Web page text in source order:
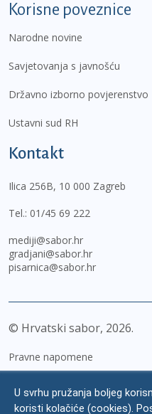
Korisne poveznice
Narodne novine
Savjetovanja s javnošću
Državno izborno povjerenstvo
Ustavni sud RH
Kontakt
Ilica 256B, 10 000 Zagreb
Tel.: 01/45 69 222
mediji@sabor.hr
gradjani@sabor.hr
pisarnica@sabor.hr
© Hrvatski sabor, 2026
Pravne napomene
Zaštita osobnih podataka
U svrhu pružanja boljeg
koristi kolačiće (cookies).